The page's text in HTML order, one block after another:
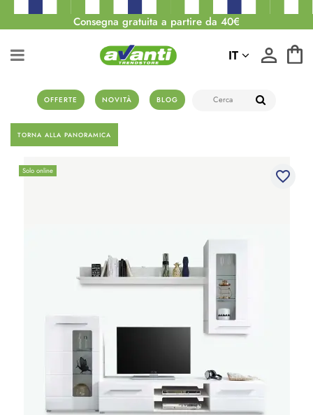
Consegna gratuita a partire da 40€
OFFERTE NOVITÀ BLOG
IT
TORNA ALLA PANORAMICA
Solo online favorite_border